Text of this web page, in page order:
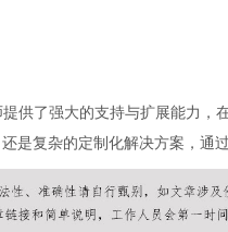
供了强大的支持与扩展能力
是复杂的定制化解决方案，通